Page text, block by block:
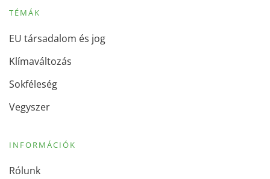
TÉMÁK
EU társadalom és jog
Klímaváltozás
Sokféleség
Vegyszer
INFORMÁCIÓK
Rólunk